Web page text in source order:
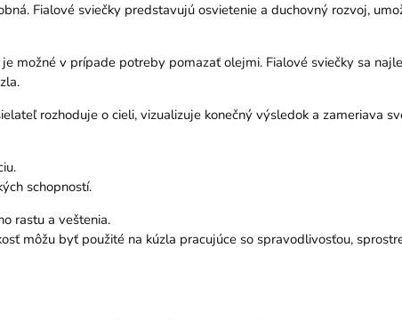
Fialové sviečky predstavujú osvietenie a duchovný rozvoj,
možné v prípade potreby pomazať olejmi. Fialové sviečky sa
rozhoduje o cieli, vizualizuje konečný výsledok a zameriava
schopností.
rastu a veštenia.
môžu byť použité na kúzla pracujúce so spravodlivosťou,